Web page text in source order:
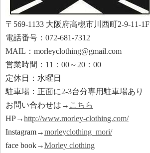
〒569-1133 大阪府高槻市川西町2-9-11-1F
電話番号：072-681-7312
MAIL：morleyclothing@gmail.com
営業時間：11：00～20：00
定休日：水曜日
駐車場：正面に2-3台分専用駐車場あり
お問い合わせは→ こちら
HP→http://www.morley-clothing.com/
Instagram→morleyclothing_mori/
face book→Morley clothing